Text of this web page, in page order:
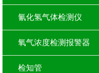
氰化氢气体检测仪
氧气浓度检测报警器
检知管